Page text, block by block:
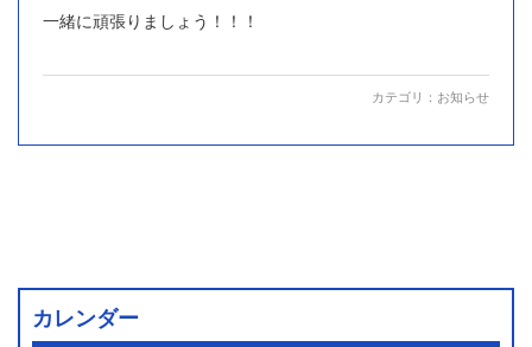
一緒に頑張りましょう！！！
カテゴリ： お知らせ
カレンダー